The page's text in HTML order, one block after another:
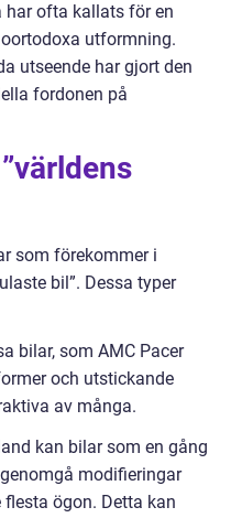
ofta kallats för en
utformning.
utseende har gjort den
fordonen på
som förekommer i
bil”. Dessa typer
bilar, som AMC Pacer
och utstickande
av många.
kan bilar som en gång
modifieringar
ögon. Detta kan